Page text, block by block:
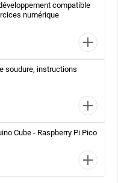
compatible
numérique
soudure, instructions
Cube - Raspberry Pi Pico